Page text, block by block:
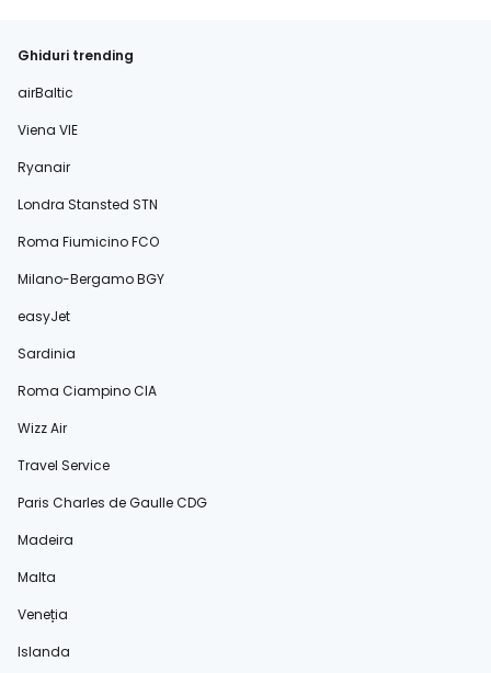
Ghiduri trending
airBaltic
Viena VIE
Ryanair
Londra Stansted STN
Roma Fiumicino FCO
Milano-Bergamo BGY
easyJet
Sardinia
Roma Ciampino CIA
Wizz Air
Travel Service
Paris Charles de Gaulle CDG
Madeira
Malta
Veneția
Islanda